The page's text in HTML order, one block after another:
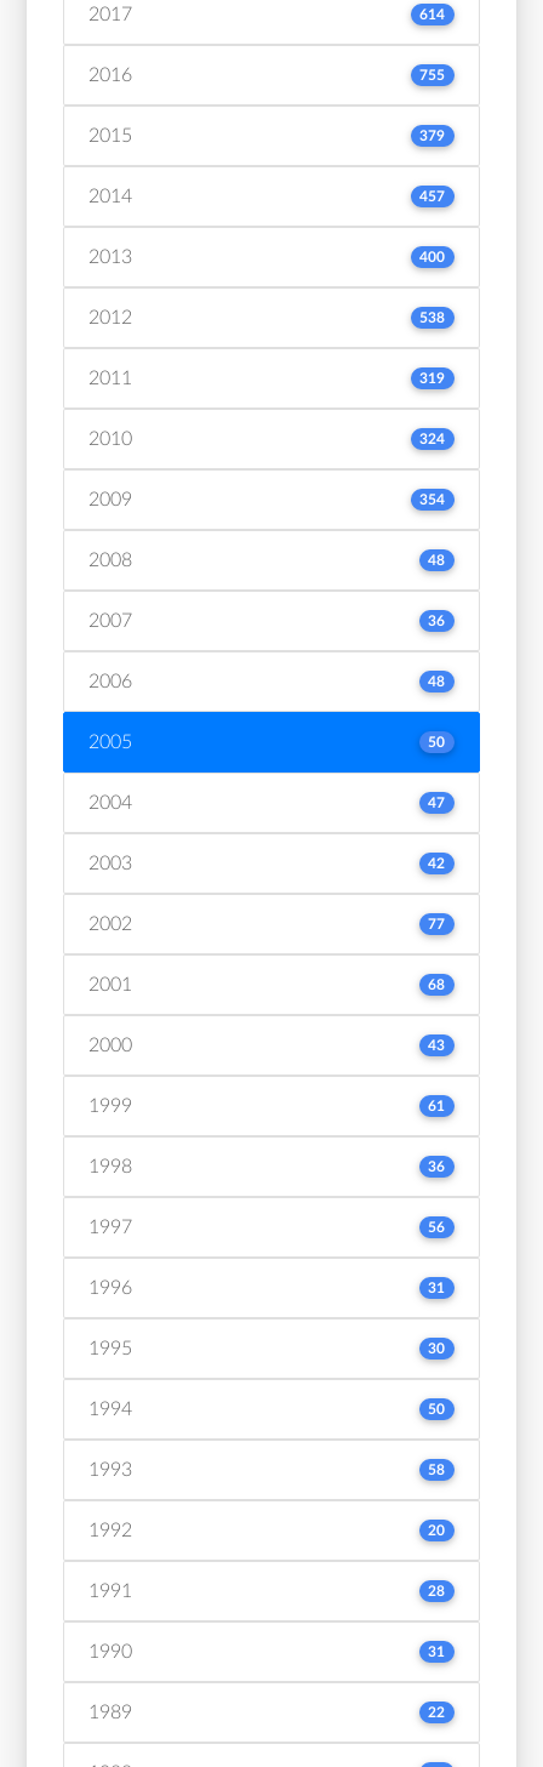
2017 614
2016 755
2015 379
2014 457
2013 400
2012 538
2011 319
2010 324
2009 354
2008 48
2007 36
2006 48
2005 50
2004 47
2003 42
2002 77
2001 68
2000 43
1999 61
1998 36
1997 56
1996 31
1995 30
1994 50
1993 58
1992 20
1991 28
1990 31
1989 22